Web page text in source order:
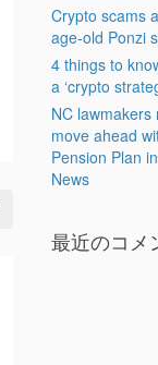
Crypto scams
age-old Ponzi
4 things to
a ‘crypto
NC
move ahead
Pension Plan
News
最近のコメ